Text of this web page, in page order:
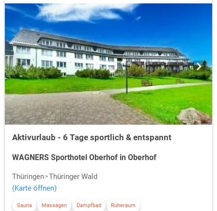
Aktivurlaub - 6 Tage sportlich & entspannt
WAGNERS Sporthotel Oberhof in Oberhof
Thüringen Thüringer Wald
(Karte öffnen)
Sauna Massagen Dampfbad Ruheraum